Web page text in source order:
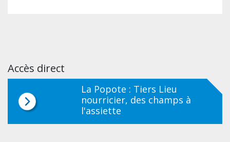
Accès direct
La Popote : Tiers Lieu
nourricier, des champs à
l'assiette